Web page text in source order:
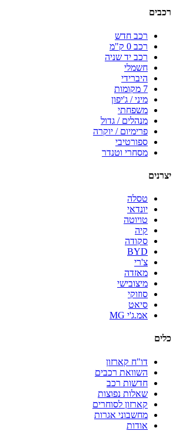
רכבים
רכב חדש
רכב 0 ק"מ
רכב יד שניה
חשמלי
היברידי
7 מקומות
מיני / ג'יפון
משפחתי
מנהלים / גדול
פרימיום / יוקרה
ספורטיבי
מסחרי וטנדר
יצרנים
טסלה
יונדאי
טויוטה
קיה
סקודה
BYD
צ'רי
מאזדה
מיצובישי
סוזוקי
סיאט
אמ.ג'י MG
כלים
דו"ח קארזון
השוואת רכבים
חדשות רכב
שאלות נפוצות
קארזון לסוחרים
מחשבוני אגרות
אודות